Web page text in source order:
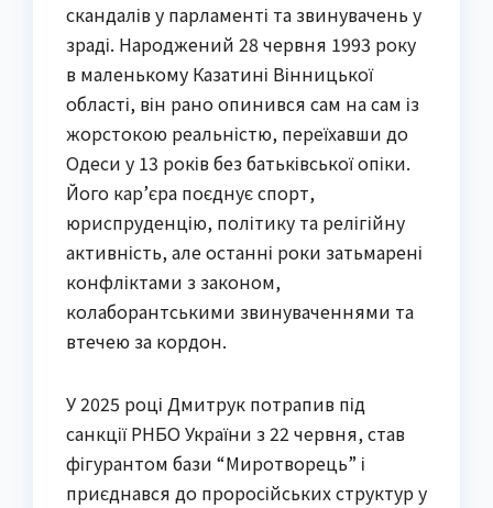
скандалів у парламенті та звинувачень у
зраді. Народжений 28 червня 1993 року
в маленькому Казатині Вінницької
області, він рано опинився сам на сам із
жорстокою реальністю, переїхавши до
Одеси у 13 років без батьківської опіки.
Його кар’єра поєднує спорт,
юриспруденцію, політику та релігійну
активність, але останні роки затьмарені
конфліктами з законом,
колаборантськими звинуваченнями та
втечею за кордон.
У 2025 році Дмитрук потрапив під
санкції РНБО України з 22 червня, став
фігурантом бази “Миротворець” і
приєднався до проросійських структур у